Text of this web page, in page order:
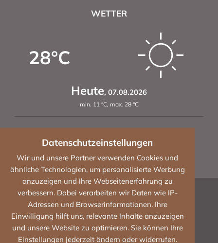
Datenschutzeinstellungen
Wir und unsere Partner verwenden Cookies und
ähnliche Technologien, um personalisierte Werbung
anzuzeigen und Ihre Webseitenerfahrung zu
verbessern. Dabei verarbeiten wir Daten wie IP-
Adressen und Browserinformationen. Ihre
Einwilligung hilft uns, relevante Inhalte anzuzeigen
und unsere Website zu optimieren. Sie können Ihre
Einstellungen jederzeit ändern oder widerrufen.
WETTER
28°C
Heute, 07.08.2026
min. 11 °C, max. 28 °C
Sa,29 °C So,33 °C Mo,34
Impressum
Datenschutz
Cookies